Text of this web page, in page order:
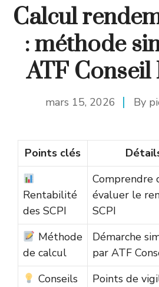
Calcul
: méthode
ATF Conseil
mars 15, 2026 By
Points clés
Rentabilité
des SCPI
Comprendre
évaluer le
SCPI
Méthode
de calcul
Démarche
par ATF
Conseils
Points de